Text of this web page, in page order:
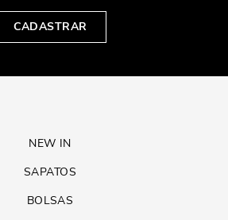
CADASTRAR
NEW IN
SAPATOS
BOLSAS